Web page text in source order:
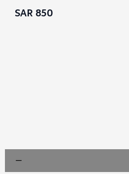
850 SAR